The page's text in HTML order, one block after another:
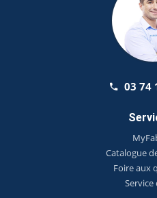
03 74
Catalogue
Foire aux
Service